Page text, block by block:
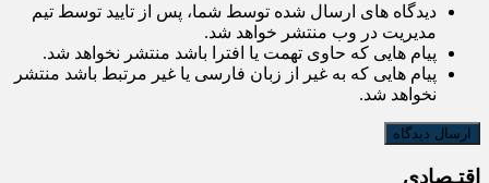
دیدگاه های ارسال شده توسط شما، پس از تایید توسط تیم
مدیریت در وب منتشر خواهد شد.
پیام هایی که حاوی تهمت یا افترا باشد منتشر نخواهد شد.
پیام هایی که به غیر از زبان فارسی یا غیر مرتبط باشد منتشر
نخواهد شد.
اقتـصادی